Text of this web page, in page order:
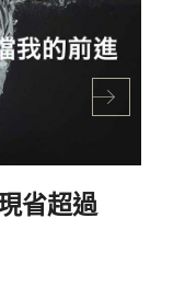
省超過